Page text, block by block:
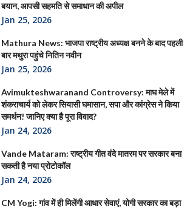
बयान, आपसी सहमति से समाधान की अपील
Jan 25, 2026
Mathura News: भाजपा राष्ट्रीय अध्यक्ष बनने के बाद पहली
बार मथुरा पहुंचे नितिन नवीन
Jan 25, 2026
Avimukteshwaranand Controversy: माघ मेले में
शंकराचार्य को लेकर सियासी घमासान, सपा और कांग्रेस ने किया
समर्थन! जानिए क्या है पूरा विवाद?
Jan 24, 2026
Vande Mataram: राष्ट्रीय गीत वंदे मातरम पर सरकार बना
सकती है नया प्रोटोकॉल
Jan 24, 2026
CM Yogi: गांव में ही मिलेंगी आधार सेवाएं, योगी सरकार का बड़ा